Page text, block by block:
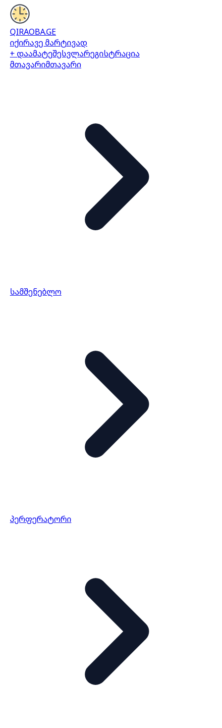
QIRAOBA.GE
იქირავე მარტივად
+ დაამატეშესვლარეგისტრაცია
მთავარიმთავარი
სამშენებლო
პერფერატორი